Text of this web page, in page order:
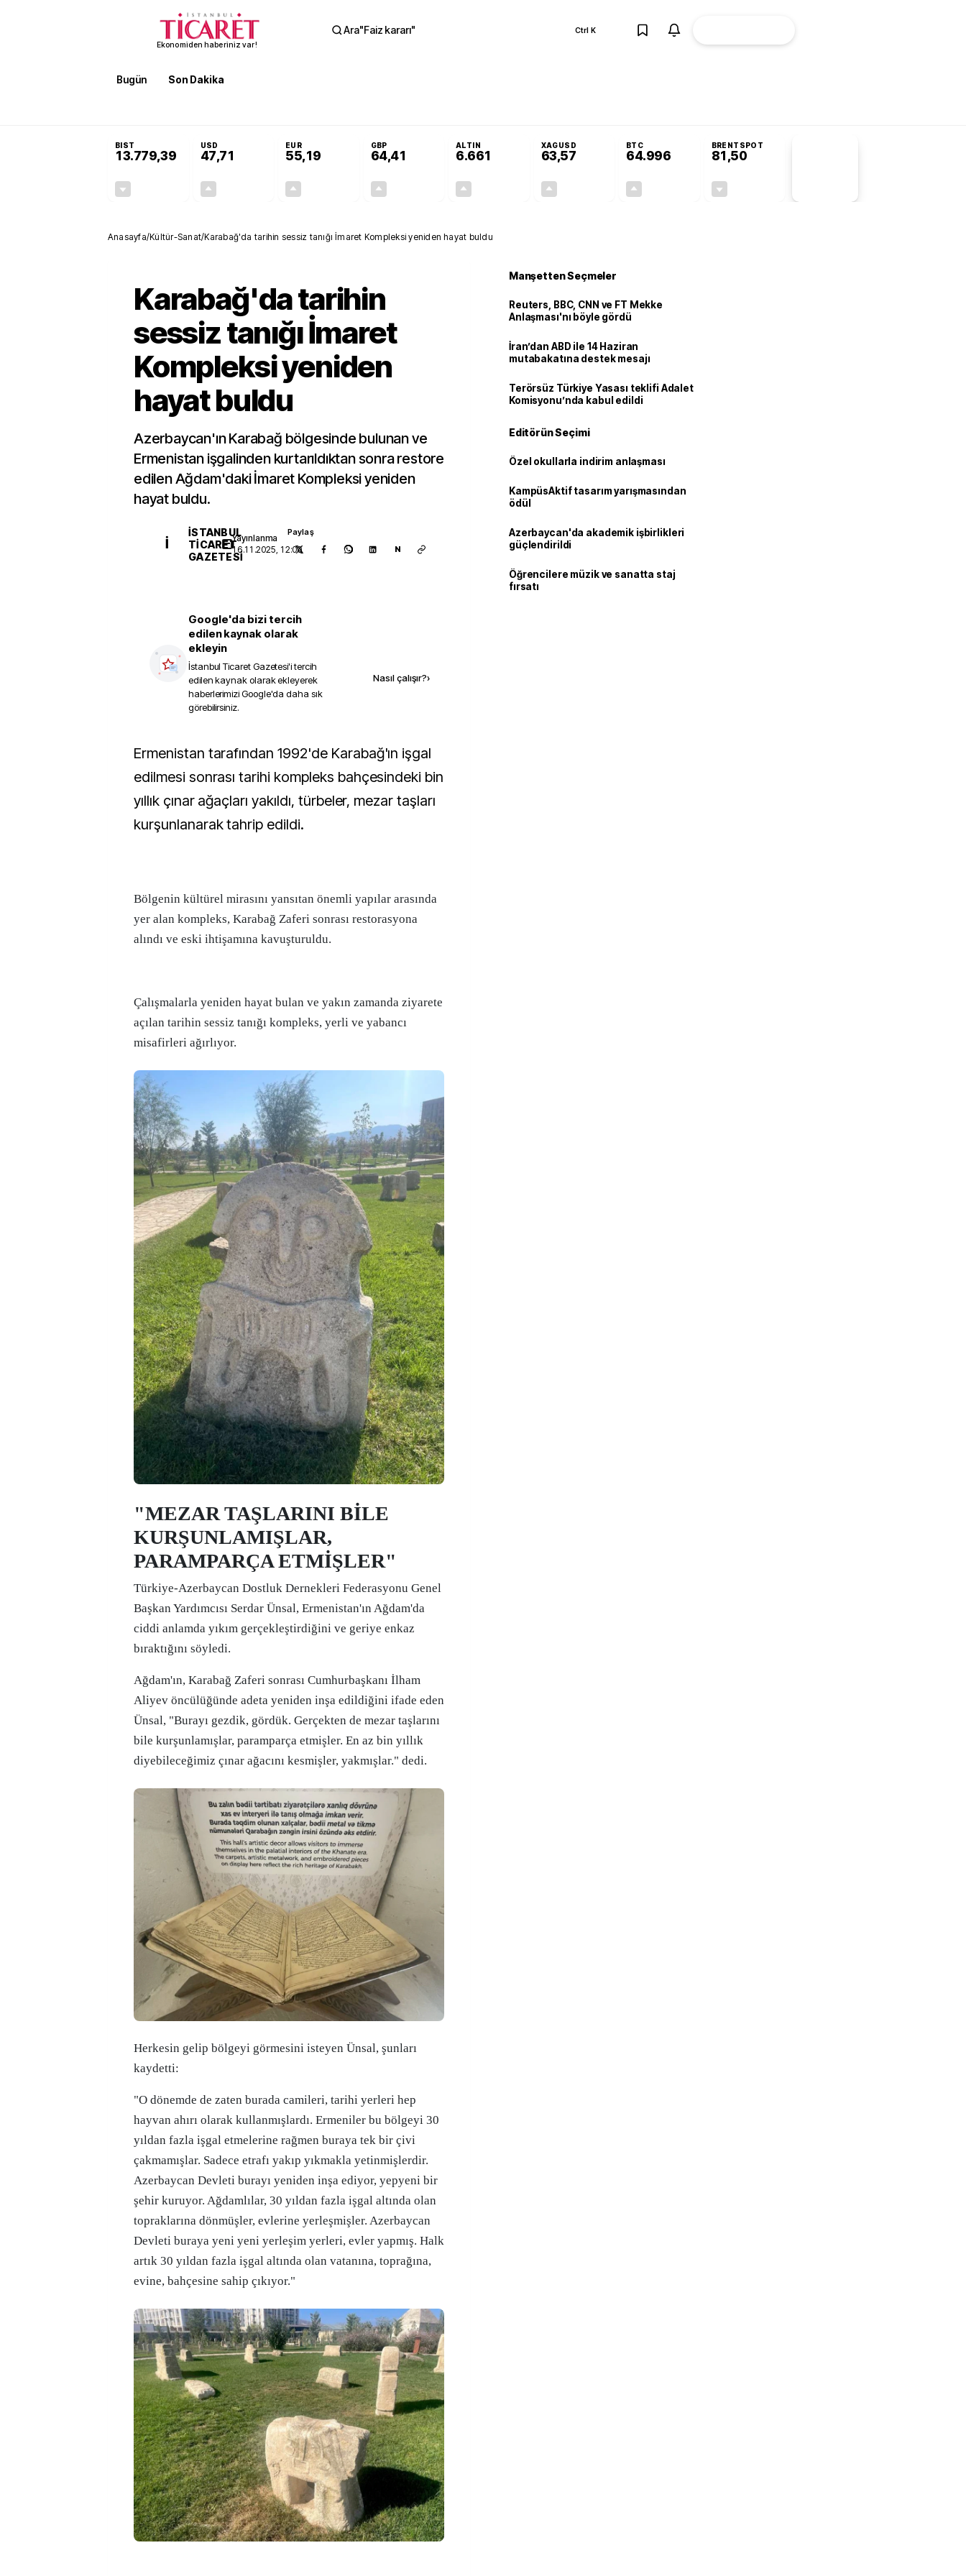
Ekonomiden haberiniz var!
Ara"Faiz kararı" Ctrl K
Bugün Son Dakika
BIST
13.779,39
USD
47,71
EUR
55,19
GBP
64,41
ALTIN
6.661
XAGUSD
63,57
BTC
64.996
BRENTSPOT
81,50
Anasayfa/Kültür-Sanat/Karabağ'da tarihin sessiz tanığı İmaret Kompleksi yeniden hayat buldu
Karabağ'da tarihin
sessiz tanığı İmaret
Kompleksi yeniden
hayat buldu
Azerbaycan'ın Karabağ bölgesinde bulunan ve
Ermenistan işgalinden kurtarıldıktan sonra restore
edilen Ağdam'daki İmaret Kompleksi yeniden
hayat buldu.
İ
İSTANBUL
TICARET
GAZETESI
Yayınlanma
16.11.2025, 12:00
Paylaş
N
Google'da bizi tercih
edilen kaynak olarak
ekleyin
İstanbul Ticaret Gazetesi'i tercih
edilen kaynak olarak ekleyerek
haberlerimizi Google'da daha sık
görebilirsiniz.
Nasıl çalışır?›
Ermenistan tarafından 1992'de Karabağ'ın işgal
edilmesi sonrası tarihi kompleks bahçesindeki bin
yıllık çınar ağaçları yakıldı, türbeler, mezar taşları
kurşunlanarak tahrip edildi.
Bölgenin kültürel mirasını yansıtan önemli yapılar arasında
yer alan kompleks, Karabağ Zaferi sonrası restorasyona
alındı ve eski ihtişamına kavuşturuldu.
Çalışmalarla yeniden hayat bulan ve yakın zamanda ziyarete
açılan tarihin sessiz tanığı kompleks, yerli ve yabancı
misafirleri ağırlıyor.
"MEZAR TAŞLARINI BİLE
KURŞUNLAMIŞLAR,
PARAMPARÇA ETMİŞLER"
Türkiye-Azerbaycan Dostluk Dernekleri Federasyonu Genel
Başkan Yardımcısı Serdar Ünsal, Ermenistan'ın Ağdam'da
ciddi anlamda yıkım gerçekleştirdiğini ve geriye enkaz
bıraktığını söyledi.
Ağdam'ın, Karabağ Zaferi sonrası Cumhurbaşkanı İlham
Aliyev öncülüğünde adeta yeniden inşa edildiğini ifade eden
Ünsal, "Burayı gezdik, gördük. Gerçekten de mezar taşlarını
bile kurşunlamışlar, paramparça etmişler. En az bin yıllık
diyebileceğimiz çınar ağacını kesmişler, yakmışlar." dedi.
Herkesin gelip bölgeyi görmesini isteyen Ünsal, şunları
kaydetti:
"O dönemde de zaten burada camileri, tarihi yerleri hep
hayvan ahırı olarak kullanmışlardı. Ermeniler bu bölgeyi 30
yıldan fazla işgal etmelerine rağmen buraya tek bir çivi
çakmamışlar. Sadece etrafı yakıp yıkmakla yetinmişlerdir.
Azerbaycan Devleti burayı yeniden inşa ediyor, yepyeni bir
şehir kuruyor. Ağdamlılar, 30 yıldan fazla işgal altında olan
topraklarına dönmüşler, evlerine yerleşmişler. Azerbaycan
Devleti buraya yeni yeni yerleşim yerleri, evler yapmış. Halk
artık 30 yıldan fazla işgal altında olan vatanına, toprağına,
evine, bahçesine sahip çıkıyor."
Manşetten Seçmeler
Reuters, BBC, CNN ve FT Mekke
Anlaşması'nı böyle gördü
İran’dan ABD ile 14 Haziran
mutabakatına destek mesajı
Terörsüz Türkiye Yasası teklifi Adalet
Komisyonu’nda kabul edildi
Editörün Seçimi
Özel okullarla indirim anlaşması
KampüsAktif tasarım yarışmasından
ödül
Azerbaycan'da akademik işbirlikleri
güçlendirildi
Öğrencilere müzik ve sanatta staj
fırsatı